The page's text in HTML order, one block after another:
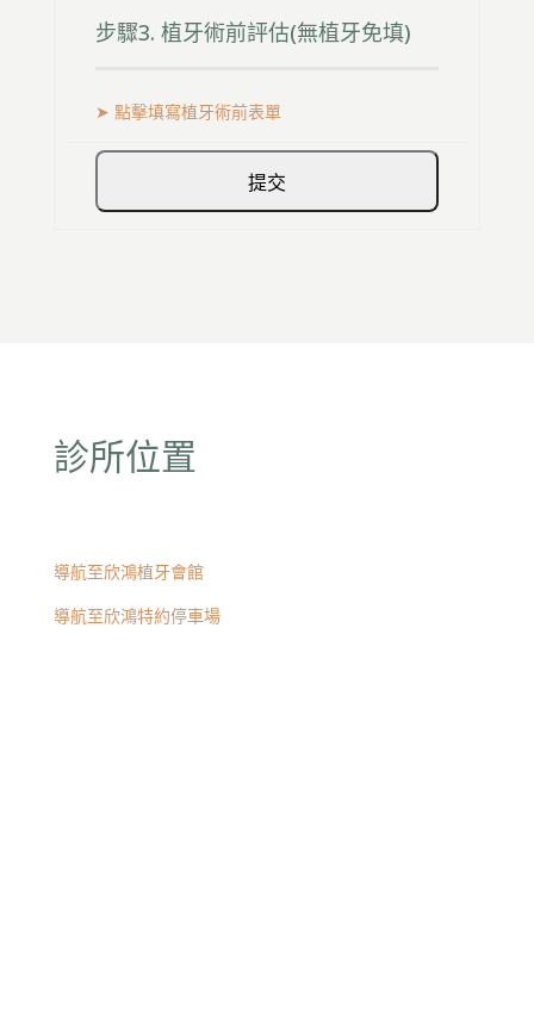
步驟3. 植牙術前評估(無植牙免填)
➤ 點擊填寫植牙術前表單
診所位置
導航至欣鴻植牙會館
導航至欣鴻特約停車場